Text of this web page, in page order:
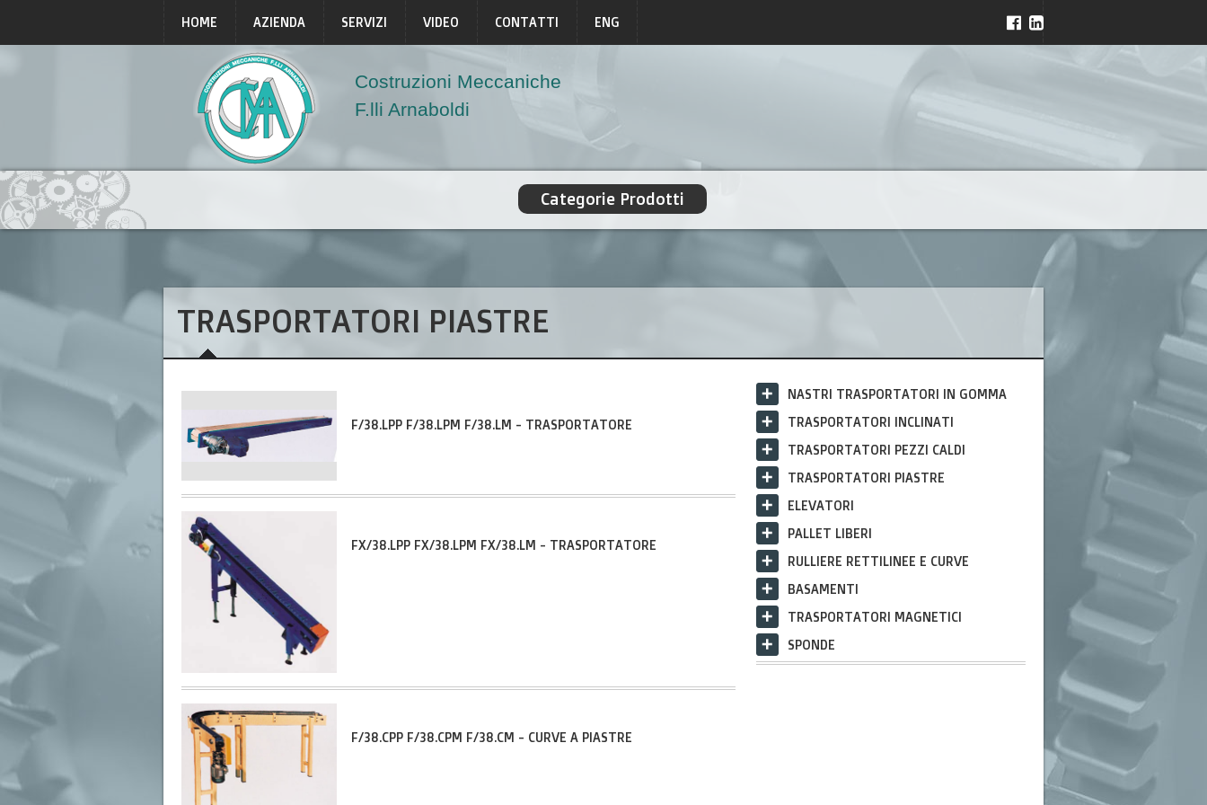
HOME AZIENDA SERVIZI VIDEO CONTATTI ENG
Costruzioni Meccaniche
F.lli Arnaboldi
Categorie Prodotti
TRASPORTATORI PIASTRE
F/38.LPP F/38.LPM F/38.LM - TRASPORTATORE
FX/38.LPP FX/38.LPM FX/38.LM - TRASPORTATORE
F/38.CPP F/38.CPM F/38.CM - CURVE A PIASTRE
NASTRI TRASPORTATORI IN GOMMA
TRASPORTATORI INCLINATI
TRASPORTATORI PEZZI CALDI
TRASPORTATORI PIASTRE
ELEVATORI
PALLET LIBERI
RULLIERE RETTILINEE E CURVE
BASAMENTI
TRASPORTATORI MAGNETICI
SPONDE